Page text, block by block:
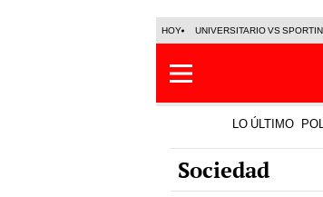
HOY UNIVERSITARIO VS
LO ÚLTIMO
Sociedad